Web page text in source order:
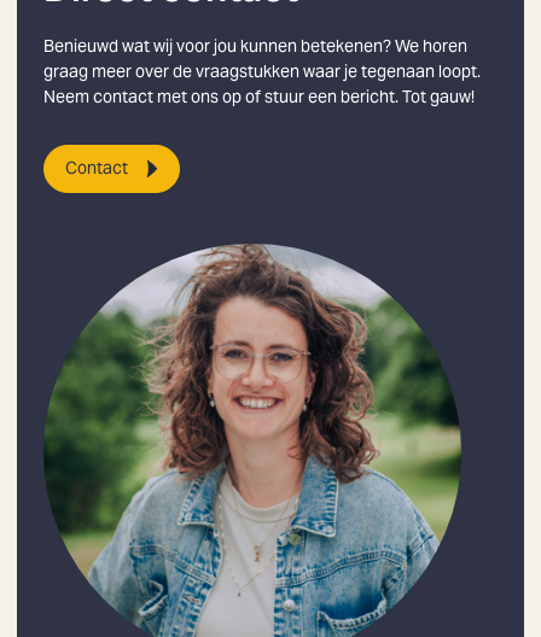
Benieuwd wat wij voor jou kunnen betekenen? We horen
graag meer over de vraagstukken waar je tegenaan loopt.
Neem contact met ons op of stuur een bericht. Tot gauw!
Contact